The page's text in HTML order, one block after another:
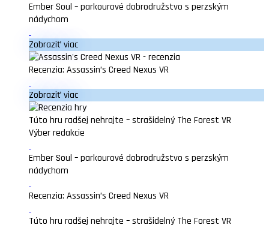
Ember Soul – parkourové dobrodružstvo s perzským
nádychom
Zobraziť viac
Recenzia: Assassin’s Creed Nexus VR
Zobraziť viac
Túto hru radšej nehrajte – strašidelný The Forest VR
Výber redakcie
Ember Soul – parkourové dobrodružstvo s perzským
nádychom
Recenzia: Assassin’s Creed Nexus VR
Túto hru radšej nehrajte – strašidelný The Forest VR